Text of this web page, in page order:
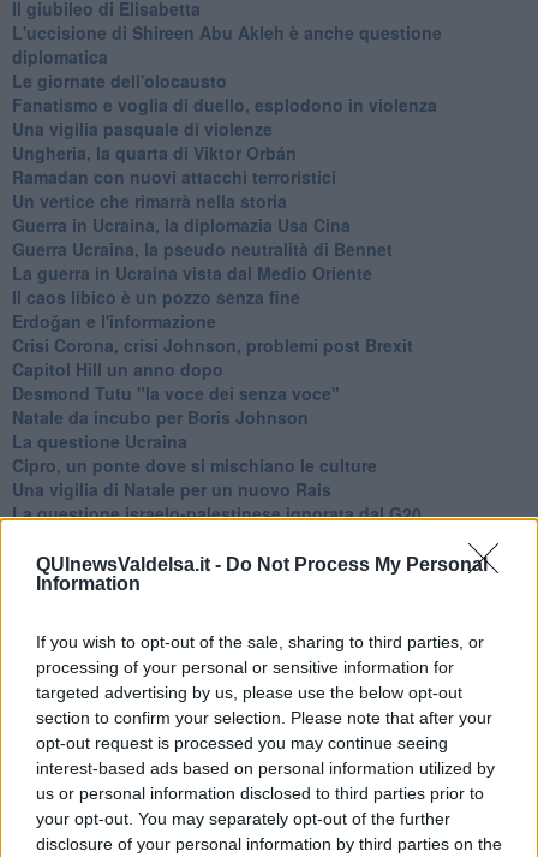
QUInewsValdelsa.it - Do Not Process My Personal
Information
If you wish to opt-out of the sale, sharing to third parties, or
processing of your personal or sensitive information for
targeted advertising by us, please use the below opt-out
section to confirm your selection. Please note that after your
opt-out request is processed you may continue seeing
interest-based ads based on personal information utilized by
us or personal information disclosed to third parties prior to
your opt-out. You may separately opt-out of the further
disclosure of your personal information by third parties on the
Il giubileo di Elisabetta
L'uccisione di Shireen Abu Akleh è anche questione
diplomatica
Le giornate dell'olocausto
Fanatismo e voglia di duello, esplodono in violenza
Una vigilia pasquale di violenze
Ungheria, la quarta di Viktor Orbán
Ramadan con nuovi attacchi terroristici
Un vertice che rimarrà nella storia
Guerra in Ucraina, la diplomazia Usa Cina
Guerra Ucraina, la pseudo neutralità di Bennet
La guerra in Ucraina vista dal Medio Oriente
​Il caos libico è un pozzo senza fine
Erdoğan e l'informazione
Crisi Corona, crisi Johnson, problemi post Brexit
Capitol Hill un anno dopo
Desmond Tutu "la voce dei senza voce"
Natale da incubo per Boris Johnson
La questione Ucraina
Cipro, un ponte dove si mischiano le culture
Una vigilia di Natale per un nuovo Rais
La questione israelo-palestinese ignorata dal G20
Libano, collasso economico e guerra civile
Johnson, da Trump a Biden alla Brexit
Biden, primo presidente USA non in guerra
Papa Bergoglio vedrà Viktor Orbán
Bennet, un giorno in attesa di Biden
Il ritorno dei talebani
​La lenta agonia del Libano
Sudafrica, è allarme alimentare
Usa di nuovo al centro della geopolitica internazionale
L’appuntamento di Israele con il cambiamento
La farsa delle elezioni in Siria
In Medioriente non ci sono favole, solo realtà